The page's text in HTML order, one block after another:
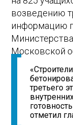
возведению
информацию
Московской
третьего
отметил